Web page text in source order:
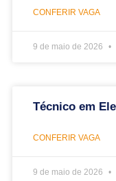
CONFERIR VAGA
9 de maio de 2026
Técnico em
CONFERIR VAGA
9 de maio de 2026